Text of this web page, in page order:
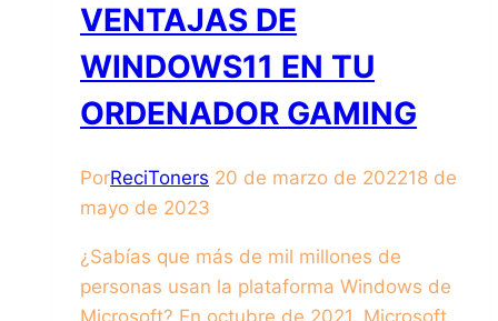
VENTAJAS DE
WINDOWS11 EN TU
ORDENADOR GAMING
PorReciToners 20 de marzo de 202218 de
mayo de 2023
¿Sabías que más de mil millones de
personas usan la plataforma Windows de
Microsoft? En octubre de 2021, Microsoft